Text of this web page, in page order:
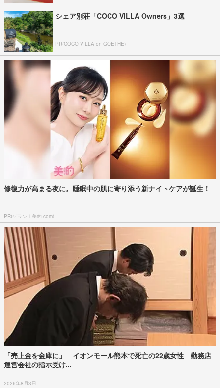
シェア別荘「COCO VILLA Owners」3選
PR(COCO VILLA on GOETHE)
修復力が高まる夜に。睡眠中の肌に寄り添う新ナイトケアが誕生！
PR(ゲラン｜美的.com)
「売上金を金庫に」 イオンモール熊本で死亡の22歳女性 勤務店
運営会社の指示受け...
2026年8月3日